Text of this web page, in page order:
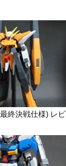
終決戦仕様) レビ